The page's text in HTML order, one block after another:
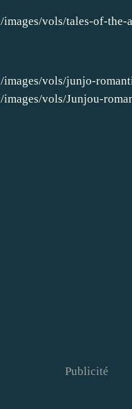
Publicité